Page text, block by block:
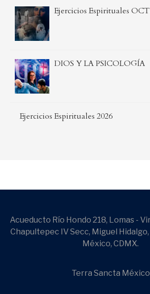
Ejercicios Espirituales
DIOS Y LA PSICOLOGÍA
Ejercicios Espirituales 2026
Acueducto Río Hondo 218, Lomas -
Chapultepec IV Secc, Miguel Hidalgo,
México, CDMX.
Terra Sancta México